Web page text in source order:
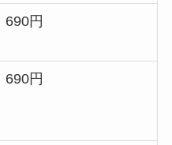
690円
690円